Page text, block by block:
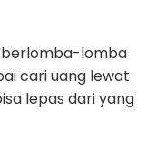
berlomba-lomba
cari uang lewat
lepas dari yang